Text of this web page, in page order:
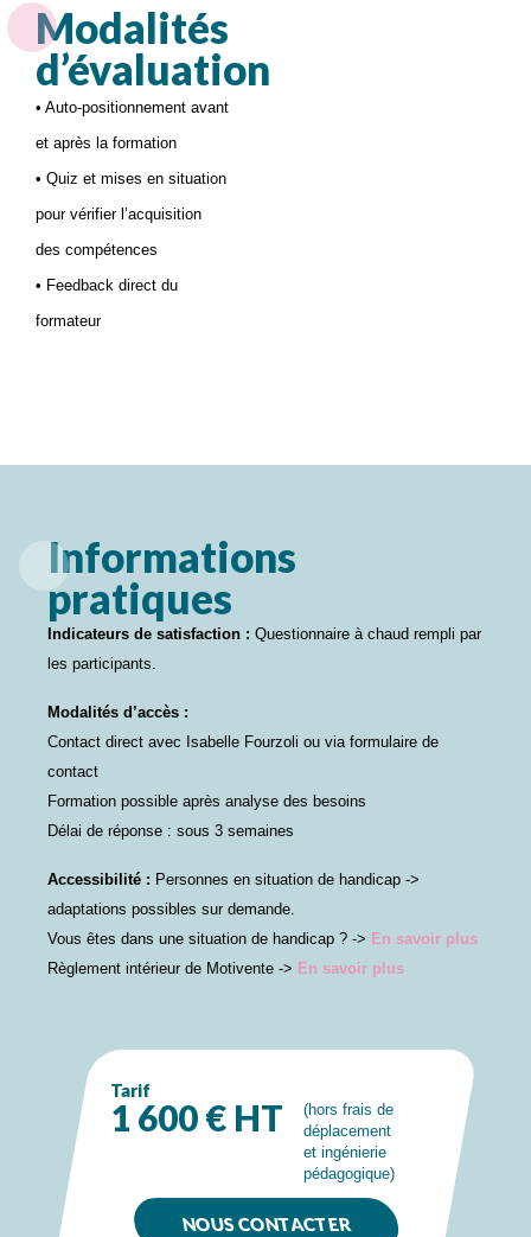
Modalités
d’évaluation
• Auto-positionnement avant
et après la formation
• Quiz et mises en situation
pour vérifier l’acquisition
des compétences
• Feedback direct du
formateur
Informations
pratiques
Indicateurs de satisfaction : Questionnaire à chaud rempli par
les participants.
Modalités d’accès :
Contact direct avec Isabelle Fourzoli ou via formulaire de
contact
Formation possible après analyse des besoins
Délai de réponse : sous 3 semaines
Accessibilité : Personnes en situation de handicap ->
adaptations possibles sur demande.
Vous êtes dans une situation de handicap ? -> En savoir plus
Règlement intérieur de Motivente -> En savoir plus
Tarif
1 600 € HT
(hors frais de
déplacement
et ingénierie
pédagogique)
NOUS CONTACTER